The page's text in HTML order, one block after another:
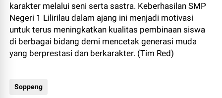
karakter melalui seni serta sastra. Keberhasilan SMP
Negeri 1 Lilirilau dalam ajang ini menjadi motivasi
untuk terus meningkatkan kualitas pembinaan siswa
di berbagai bidang demi mencetak generasi muda
yang berprestasi dan berkarakter. (Tim Red)
Soppeng